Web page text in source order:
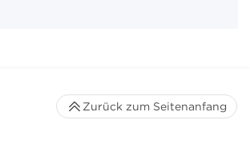
Zurück zum Seitenanfang